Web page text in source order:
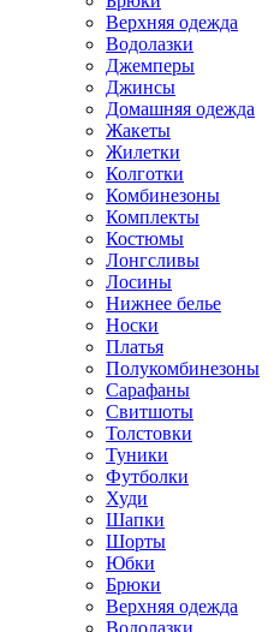
Верхняя одежда
Водолазки
Джемперы
Джинсы
Домашняя одежда
Жакеты
Жилетки
Колготки
Комбинезоны
Комплекты
Костюмы
Лонгсливы
Лосины
Нижнее белье
Носки
Платья
Полукомбинезоны
Сарафаны
Свитшоты
Толстовки
Туники
Футболки
Худи
Шапки
Шорты
Юбки
Брюки
Верхняя одежда
Водолазки